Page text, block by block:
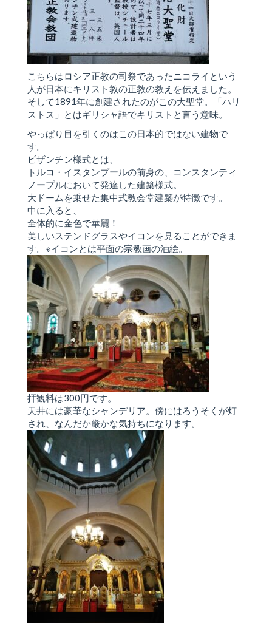
こちらはロシア正教の司祭であったニコライという
人が日本にキリスト教の正教の教えを伝えました。
そして1891年に創建されたのがこの大聖堂。「ハリ
ストス」とはギリシャ語でキリストと言う意味。
やっぱり目を引くのはこの日本的ではない建物で
す。
ビザンチン様式とは、
トルコ・イスタンブールの前身の、コンスタンティ
ノープルにおいて発達した建築様式。
大ドームを乗せた集中式教会堂建築が特徴です。
中に入ると、
全体的に金色で華麗！
美しいステンドグラスやイコンを見ることができま
す。※イコンとは平面の宗教画の油絵。
拝観料は300円です。
天井には豪華なシャンデリア。傍にはろうそくが灯
され、なんだか厳かな気持ちになります。